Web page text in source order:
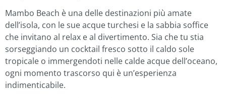
Mambo Beach è una delle destinazioni più amate
dell’isola, con le sue acque turchesi e la sabbia soffice
che invitano al relax e al divertimento. Sia che tu stia
sorseggiando un cocktail fresco sotto il caldo sole
tropicale o immergendoti nelle calde acque dell’oceano,
ogni momento trascorso qui è un’esperienza
indimenticabile.